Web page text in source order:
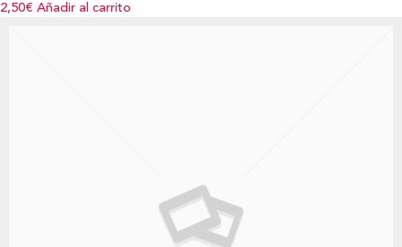
2,50€ Añadir al carrito